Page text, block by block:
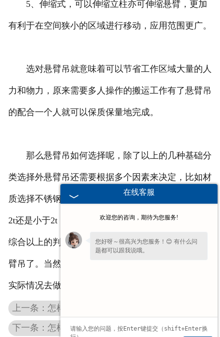
5、伸缩式，可以伸缩立柱亦可伸缩悬臂，更加
有利于在空间狭小的区域进行移动，应用范围更广。
选对悬臂吊就意味着可以节省工作区域大量的人
力和物力，原来需要多人操作的搬运工作有了悬臂吊
的配合一个人就可以保质保量地完成。
那么悬臂吊如何选择呢，除了以上的几种基础分
类选择外悬臂吊还需要根据多个因素来决定，比如材
质选择不锈钢还是碳钢，经常搬运物料的重量是大于
2t还是小于2t，驱动类型是电动还是气动还是手动。
综合以上的判断后就可以选择一台适合自己厂区的悬
臂吊了。当然还有许多非标的悬臂吊需要根据现场的
实际情况去做判断的。
下一条：怎样防止湖北悬臂吊链条磨损，有那些妙招
在线客服
欢迎您的咨询，期待为您服务!
您好呀～很高兴为您服务！😊 有什么问
题都可以跟我说哦。